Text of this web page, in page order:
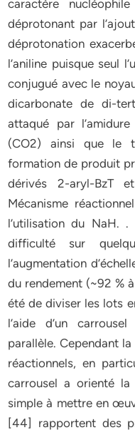
caractère
déprotonant par
déprotonation
l’aniline puisque seul
conjugué avec le
dicarbonate de di-
attaqué par
(CO2) ainsi que le
formation de produit
dérivés 2-aryl-BzT
Mécanisme
l’utilisation du NaH.
difficulté sur
l’augmentation
du rendement (~92 %
été de diviser les lots
l’aide d’un
parallèle. Cependant
réactionnels, en
carrousel a orienté
simple à mettre en
[44] rapportent des